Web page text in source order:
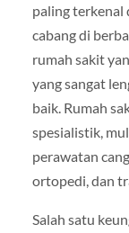
paling terkenal
cabang di
rumah sakit
yang sangat
baik. Rumah
spesialistik,
perawatan
ortopedi, dan
Salah satu